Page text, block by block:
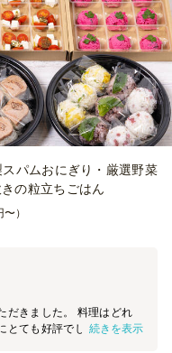
スパムおにぎり・厳選野菜
の粒立ちごはん
）
だきました。 料理はどれ
とても好評でした。量もち
続きを表示